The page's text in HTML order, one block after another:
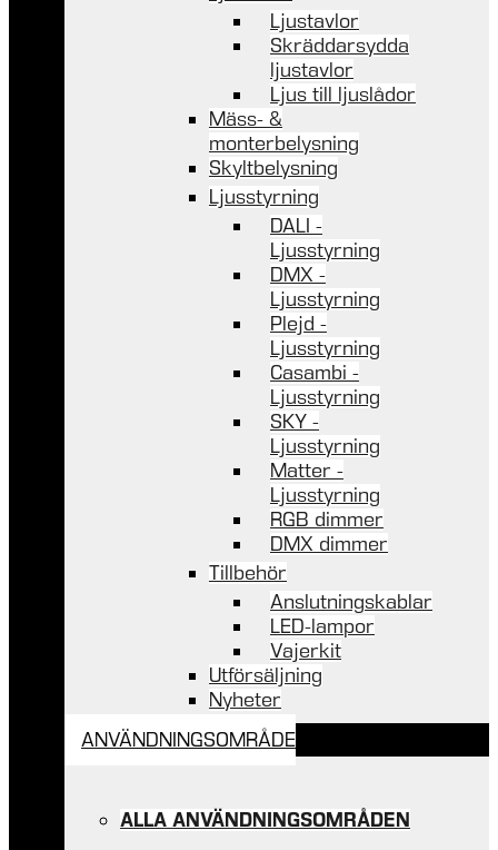
Ljustavlor
Skräddarsydda
ljustavlor
Ljus till ljuslådor
Mäss- &
monterbelysning
Skyltbelysning
Ljusstyrning
DALI -
Ljusstyrning
DMX -
Ljusstyrning
Plejd -
Ljusstyrning
Casambi -
Ljusstyrning
SKY -
Ljusstyrning
Matter -
Ljusstyrning
RGB dimmer
DMX dimmer
Tillbehör
Anslutningskablar
LED-lampor
Vajerkit
Utförsäljning
Nyheter
ANVÄNDNINGSOMRÅDE
ALLA ANVÄNDNINGSOMRÅDEN